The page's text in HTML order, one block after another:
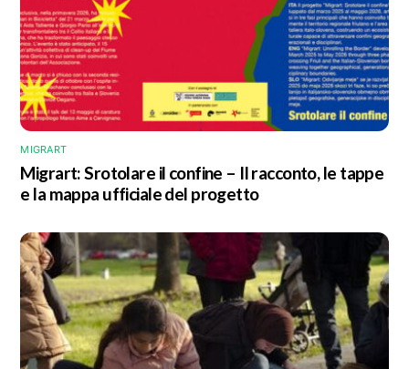
MIGRART
Migrart: Srotolare il confine – Il racconto, le tappe
e la mappa ufficiale del progetto